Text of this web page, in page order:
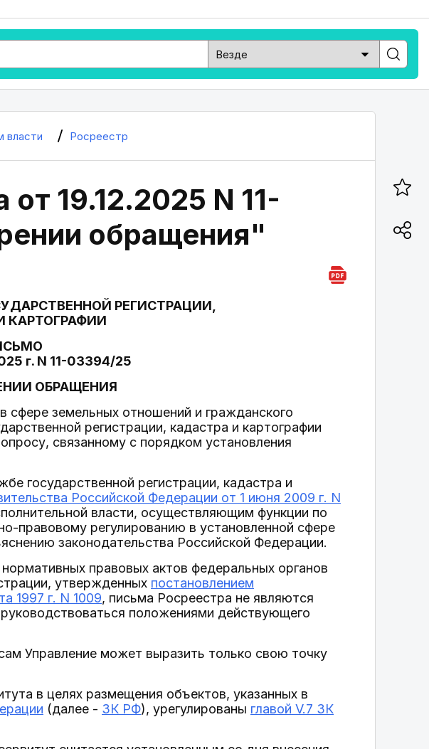
власти Росреестр
19.12.2025 N 11-
обращения"
РЕГИСТРАЦИИ,
КАРТОГРАФИИ
г. N 11-03394/25
ОБРАЩЕНИЯ
сфере земельных отношений и гражданского
регистрации, кадастра и картографии
связанному с порядком установления
государственной регистрации, кадастра и
Российской Федерации от 1 июня 2009 г. N
власти, осуществляющим функции по
правовому регулированию в установленной сфере
законодательства Российской Федерации.
правовых актов федеральных органов
утвержденных постановлением
1997 г. N 1009, письма Росреестра не являются
положениями действующего
Управление может выразить только свою точку
в целях размещения объектов, указанных в
(далее - ЗК РФ), урегулированы главой V.7 ЗК